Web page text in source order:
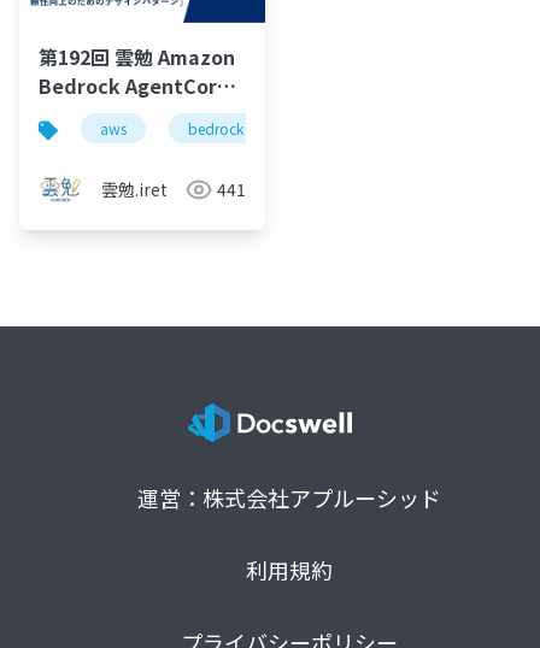
第192回 雲勉 Amazon
Bedrock AgentCore
では守れない – クライ
アント側で実装する信
頼性向上のためのデザ
インパターン
aws bedrock
雲勉.iret 441
運営：株式会社アプルーシッド
利用規約